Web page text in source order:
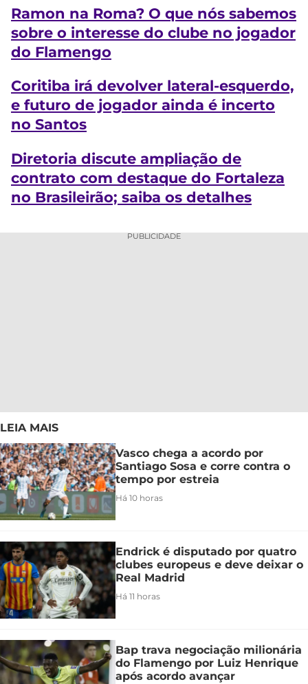
Ramon na Roma? O que nós sabemos
sobre o interesse do clube no jogador
do Flamengo
Coritiba irá devolver lateral-esquerdo,
e futuro de jogador ainda é incerto
no Santos
Diretoria discute ampliação de
contrato com destaque do Fortaleza
no Brasileirão; saiba os detalhes
PUBLICIDADE
LEIA MAIS
Vasco chega a acordo por
Santiago Sosa e corre contra o
tempo por estreia
Há 10 horas
Endrick é disputado por quatro
clubes europeus e deve deixar o
Real Madrid
Há 11 horas
Bap trava negociação milionária
do Flamengo por Luiz Henrique
após acordo avançar